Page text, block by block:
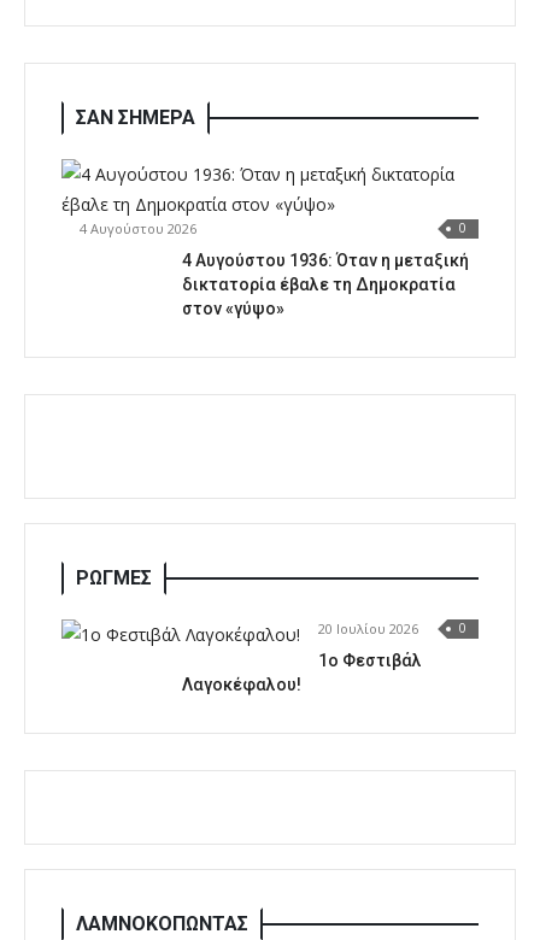
ΣΑΝ ΣΗΜΕΡΑ
4 Αυγούστου 2026 0
4 Αυγούστου 1936: Όταν η μεταξική
δικτατορία έβαλε τη Δημοκρατία
στον «γύψο»
ΡΩΓΜΕΣ
20 Ιουλίου 2026 0
1o Φεστιβάλ
Λαγοκέφαλου!
ΛΑΜΝΟΚΟΠΩΝΤΑΣ